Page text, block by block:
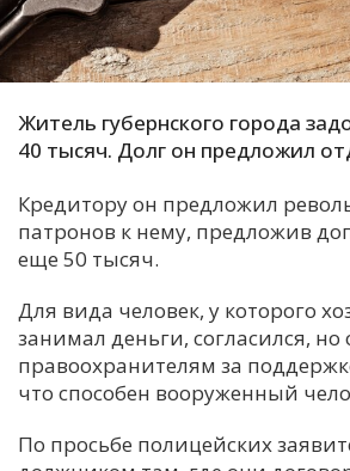
Е
И
М
Н
Житель губернского города
40 тысяч. Долг он предложил
Кредитору он предложил
патронов к нему, предложив
еще 50 тысяч.
Для вида человек, у которого
занимал деньги, согласился, но
правоохранителям за
что способен вооруженный
По просьбе полицейских